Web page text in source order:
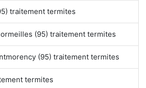
traitement termites
(95) traitement termites
(95) traitement termites
termites